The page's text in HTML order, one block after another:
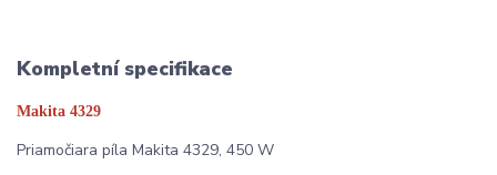
Kompletní specifikace
Makita 4329
Priamočiara píla Makita 4329, 450 W